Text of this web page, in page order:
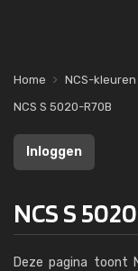
Home NCS-kleuren
NCS S 5020-R70B
Inloggen
NCS S
Deze pagina toont